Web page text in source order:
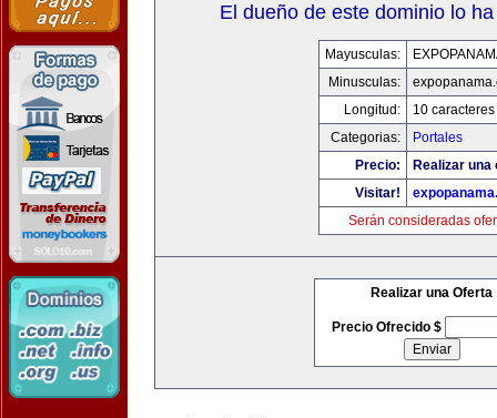
El dueño de este dominio lo
Mayusculas:
Minusculas:
Longitud:
10 caracteres
Categorias:
Portales
Precio:
Realizar una
Visitar!
Serán consideradas
Realizar una Oferta
Precio Ofrecido $